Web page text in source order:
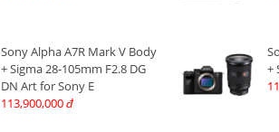
Sony Alpha A7R Mark V Body
+ Sigma 28-105mm F2.8 DG
DN Art for Sony E
113,900,000 đ
+